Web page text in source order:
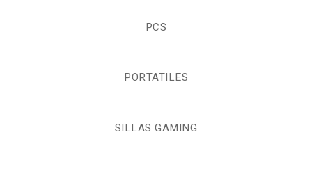
PCS
PORTATILES
SILLAS GAMING